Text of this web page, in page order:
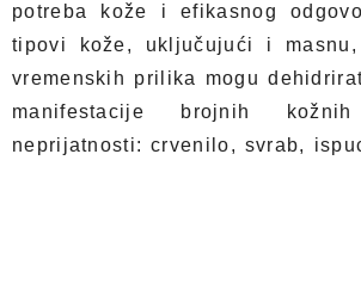
potreba kože i efikasnog
tipovi kože, uključujući i masnu,
vremenskih prilika mogu
manifestacije brojnih
neprijatnosti: crvenilo, svrab,